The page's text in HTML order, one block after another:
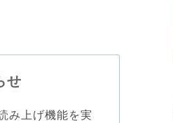
せ
み上げ機能を実